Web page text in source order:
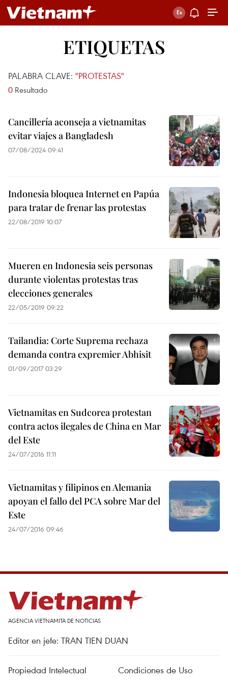
ETIQUETAS
PALABRA CLAVE: "PROTESTAS"
0 Resultado
Cancillería aconseja a vietnamitas
evitar viajes a Bangladesh
07/08/2024 09:41
Indonesia bloquea Internet en Papúa
para tratar de frenar las protestas
22/08/2019 10:07
Mueren en Indonesia seis personas
durante violentas protestas tras
elecciones generales
22/05/2019 09:22
Tailandia: Corte Suprema rechaza
demanda contra expremier Abhisit
01/09/2017 03:29
Vietnamitas en Sudcorea protestan
contra actos ilegales de China en Mar
del Este
24/07/2016 11:11
Vietnamitas y filipinos en Alemania
apoyan el fallo del PCA sobre Mar del
Este
24/07/2016 09:46
AGENCIA VIETNAMITA DE NOTICIAS
Editor en jefe: TRAN TIEN DUAN
Propiedad Intelectual
Condiciones de Uso